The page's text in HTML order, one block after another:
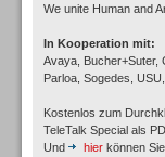
We unite Human and
In Kooperation mit:
Avaya, Bucher+Suter,
Parloa, Sogedes,
Kostenlos zum
TeleTalk Special als
Und
hier können